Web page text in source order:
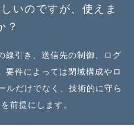
いのですが、使えま
？
線引き、送信先の制御、ログ
要件によっては閉域構成やロ
ルだけでなく、技術的に守ら
前提にします。